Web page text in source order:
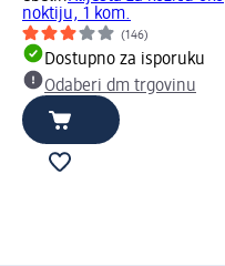
noktiju, 1 kom.
(146)
Dostupno za isporuku
Odaberi dm trgovinu